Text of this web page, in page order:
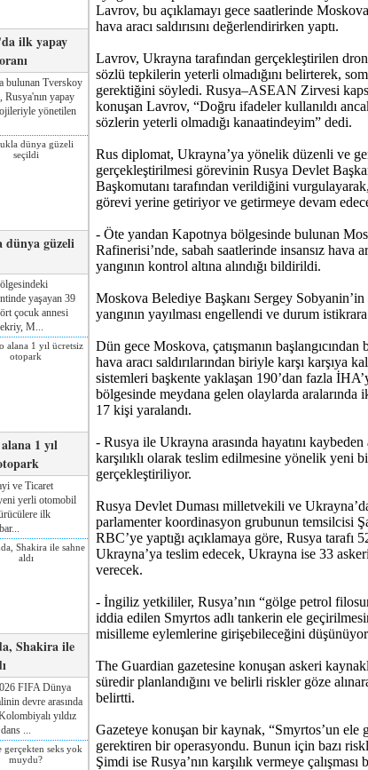
ilk yapay
bulunan Tverskoy
Rusya'nın yapay
yönetilen
dünya güzeli
yaşayan 39
çocuk annesi
M...
1 yıl
ve Ticaret
yerli otomobil
ilk
Shakira ile
FIFA Dünya
devre arasında
yıldız
...
Lavrov, bu açıklamayı gece saatlerinde
hava aracı saldırısını değerlendirirken yaptı.
Lavrov, Ukrayna tarafından gerçekleştirilen dron
sözlü tepkilerin yeterli olmadığını belirterek,
gerektiğini söyledi. Rusya–ASEAN Zirvesi
konuşan Lavrov, “Doğru ifadeler kullanıldı
sözlerin yeterli olmadığı kanaatindeyim” dedi.
Rus diplomat, Ukrayna’ya yönelik düzenli ve
gerçekleştirilmesi görevinin Rusya Devlet
Başkomutanı tarafından verildiğini
görevi yerine getiriyor ve getirmeye devam
- Öte yandan Kapotnya bölgesinde bulunan
Rafinerisi’nde, sabah saatlerinde insansız hava
yangının kontrol altına alındığı bildirildi.
Moskova Belediye Başkanı Sergey Sobyanin’in
yangının yayılması engellendi ve durum
Dün gece Moskova, çatışmanın başlangıcından
hava aracı saldırılarından biriyle karşı karşıya
sistemleri başkente yaklaşan 190’dan fazla
bölgesinde meydana gelen olaylarda aralarında
17 kişi yaralandı.
- Rusya ile Ukrayna arasında hayatını kaybeden
karşılıklı olarak teslim edilmesine yönelik yeni
gerçekleştiriliyor.
Rusya Devlet Duması milletvekili ve
parlamenter koordinasyon grubunun temsilcisi
RBC’ye yaptığı açıklamaya göre, Rusya tarafı
Ukrayna’ya teslim edecek, Ukrayna ise 33
verecek.
- İngiliz yetkililer, Rusya’nın “gölge petrol
iddia edilen Smyrtos adlı tankerin ele
misilleme eylemlerine girişebileceğini
The Guardian gazetesine konuşan askeri
süredir planlandığını ve belirli riskler göze
belirtti.
Gazeteye konuşan bir kaynak, “Smyrtos’un ele
gerektiren bir operasyondu. Bunun için bazı
Şimdi ise Rusya’nın karşılık vermeye